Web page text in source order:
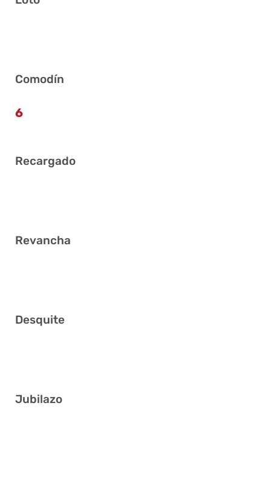
Comodín
6
Recargado
Revancha
Desquite
Jubilazo